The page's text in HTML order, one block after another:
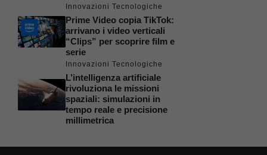
Innovazioni Tecnologiche
Prime Video copia TikTok:
arrivano i video verticali
“Clips” per scoprire film e
serie
Innovazioni Tecnologiche
L’intelligenza artificiale
rivoluziona le missioni
spaziali: simulazioni in
tempo reale e precisione
millimetrica